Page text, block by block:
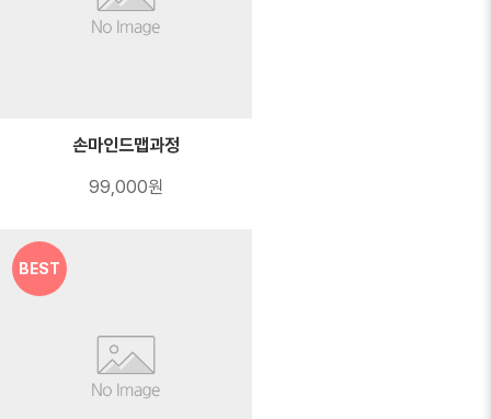
손마인드맵과정
99,000원
BEST